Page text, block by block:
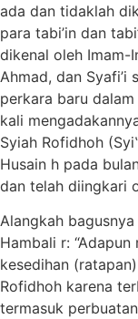
ada dan tidaklah
para tabi’in dan
dikenal oleh Imam-
Ahmad, dan Syafi’i
perkara baru
kali
Syiah Rofidhoh
Husain h pada
dan telah diingkari
Alangkah
Hambali r:
kesedihan
Rofidhoh karena
termasuk